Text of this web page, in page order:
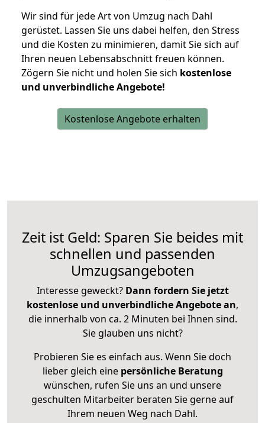
Wir sind für jede Art von Umzug nach Dahl
gerüstet. Lassen Sie uns dabei helfen, den Stress
und die Kosten zu minimieren, damit Sie sich auf
Ihren neuen Lebensabschnitt freuen können.
Zögern Sie nicht und holen Sie sich kostenlose
und unverbindliche Angebote!
Kostenlose Angebote erhalten
Zeit ist Geld: Sparen Sie beides mit
schnellen und passenden
Umzugsangeboten
Interesse geweckt? Dann fordern Sie jetzt
kostenlose und unverbindliche Angebote an,
die innerhalb von ca. 2 Minuten bei Ihnen sind.
Sie glauben uns nicht?
Probieren Sie es einfach aus. Wenn Sie doch
lieber gleich eine persönliche Beratung
wünschen, rufen Sie uns an und unsere
geschulten Mitarbeiter beraten Sie gerne auf
Ihrem neuen Weg nach Dahl.